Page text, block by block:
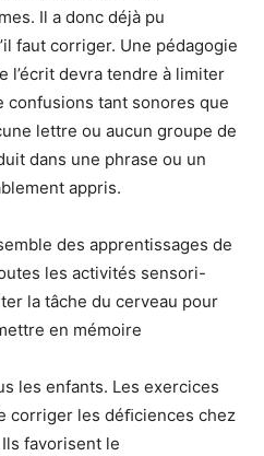
Il a donc déjà pu
faut corriger. Une pédagogie
l’écrit devra tendre à limiter
confusions tant sonores que
lettre ou aucun groupe de
dans une phrase ou un
appris.
des apprentissages de
les activités sensori-
la tâche du cerveau pour
en mémoire
les enfants. Les exercices
corriger les déﬁciences chez
favorisent le